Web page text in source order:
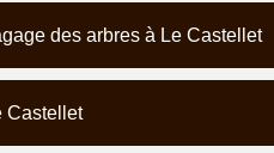
des arbres à Le Castellet
Castellet